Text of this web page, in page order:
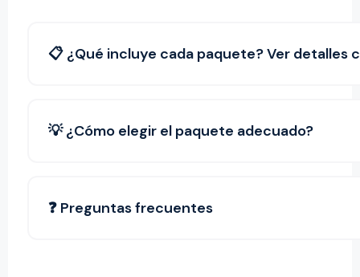
📋 ¿Qué incluye cada paquete? Ver detalles
💡 ¿Cómo elegir el paquete adecuado?
❓ Preguntas frecuentes